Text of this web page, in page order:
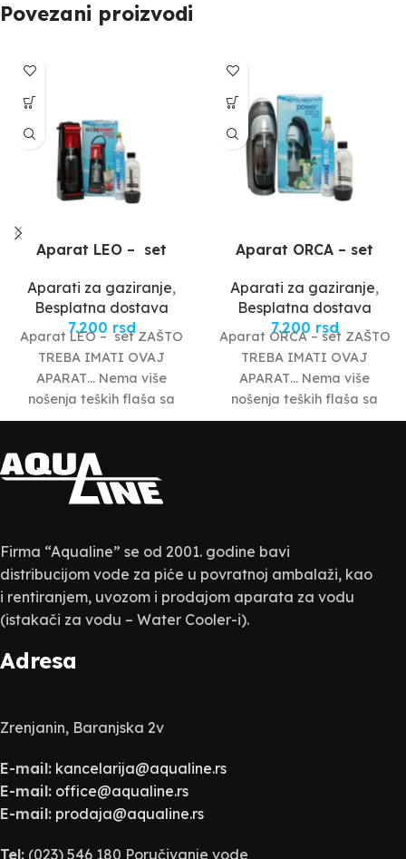
Povezani proizvodi
Aparat LEO – set
Aparati za gaziranje,
Besplatna dostava
7.200 rsd
Aparat LEO – set ZAŠTO
TREBA IMATI OVAJ
APARAT… Nema više
nošenja teških flaša sa
vodom, kao i bacanja
Aparat ORCA – set
Aparati za gaziranje,
Besplatna dostava
7.200 rsd
Aparat ORCA – set ZAŠTO
TREBA IMATI OVAJ
APARAT… Nema više
nošenja teških flaša sa
vodom, kao i bacanja
Firma “Aqualine” se od 2001. godine bavi
distribucijom vode za piće u povratnoj ambalaži, kao
i rentiranjem, uvozom i prodajom aparata za vodu
(istakači za vodu – Water Cooler-i).
Adresa
Zrenjanin, Baranjska 2v
E-mail: kancelarija@aqualine.rs
E-mail: office@aqualine.rs
E-mail: prodaja@aqualine.rs
Tel: (023) 546 180 Poručivanje vode